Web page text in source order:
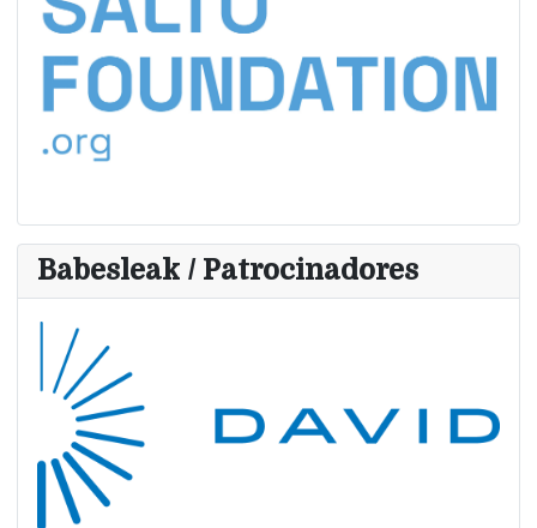
Babesleak / Patrocinadores